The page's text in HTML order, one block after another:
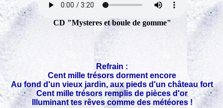
CD "Mysteres et boule de gomme"
Refrain :
Cent mille trésors dorment encore
Au fond d'un vieux jardin, aux pieds d'un château fort
Cent mille trésors remplis de pièces d'or
Illuminant tes rêves comme des météores !